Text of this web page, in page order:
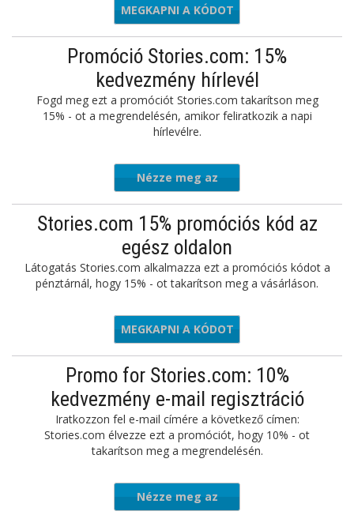
UMMER30
MEGKAPNI A KÓDOT
Promóció Stories.com: 15%
kedvezmény hírlevél
Fogd meg ezt a promóciót Stories.com takarítson meg
15% - ot a megrendelésén, amikor feliratkozik a napi
hírlevélre.
Nézze meg az
ajánlatot
Stories.com 15% promóciós kód az
egész oldalon
Látogatás Stories.com alkalmazza ezt a promóciós kódot a
pénztárnál, hogy 15% - ot takarítson meg a vásárláson.
WELCOME
MEGKAPNI A KÓDOT
Promo for Stories.com: 10%
kedvezmény e-mail regisztráció
Iratkozzon fel e-mail címére a következő címen:
Stories.com élvezze ezt a promóciót, hogy 10% - ot
takarítson meg a megrendelésén.
Nézze meg az